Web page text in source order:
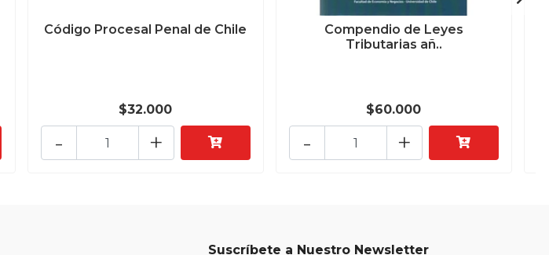
Código Procesal Penal de Chile
$32.000
+
-
Compendio de Leyes
Tributarias añ..
$60.000
+
-
Suscríbete a Nuestro Newsletter